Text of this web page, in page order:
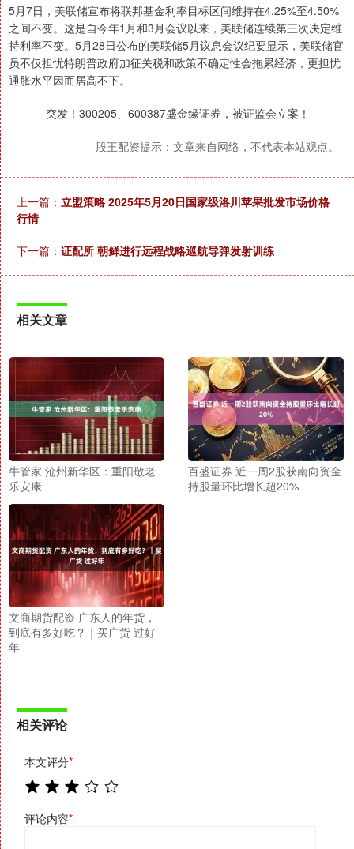
5月7日，美联储宣布将联邦基金利率目标区间维持在4.25%至4.50%
之间不变。这是自今年1月和3月会议以来，美联储连续第三次决定维
持利率不变。5月28日公布的美联储5月议息会议纪要显示，美联储官
员不仅担忧特朗普政府加征关税和政策不确定性会拖累经济，更担忧
通胀水平因而居高不下。
突发！300205、600387盛金缘证券，被证监会立案！
股王配资提示：文章来自网络，不代表本站观点。
上一篇： 立盟策略 2025年5月20日国家级洛川苹果批发市场价格
行情
下一篇： 证配所 朝鲜进行远程战略巡航导弹发射训练
相关文章
牛管家 沧州新华区：重阳敬老
乐安康
百盛证券 近一周2股获南向资金
持股量环比增长超20%
文商期货配资 广东人的年货，
到底有多好吃？｜买广货 过好
年
相关评论
本文评分*
评论内容*